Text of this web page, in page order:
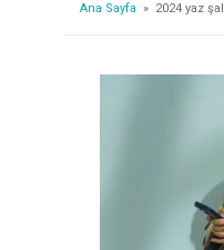
Ana Sayfa » 2024 yaz şal